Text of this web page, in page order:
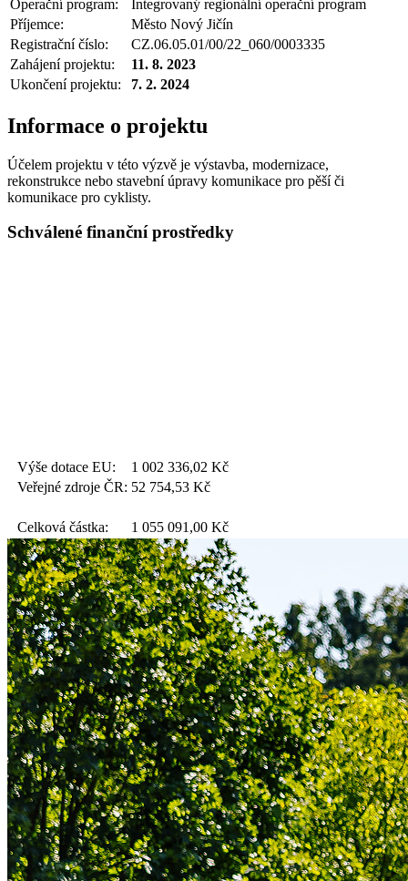
Operační program:
Integrovaný regionální operační program
Příjemce:
Město Nový Jičín
Registrační číslo:
CZ.06.05.01/00/22_060/0003335
Zahájení projektu:
11. 8. 2023
Ukončení projektu:
7. 2. 2024
Informace o projektu
Účelem projektu v této výzvě je výstavba, modernizace,
rekonstrukce nebo stavební úpravy komunikace pro pěší či
komunikace pro cyklisty.
Schválené finanční prostředky
Výše dotace EU: 1 002 336,02 Kč
Veřejné zdroje ČR: 52 754,53 Kč
Celková částka: 1 055 091,00 Kč